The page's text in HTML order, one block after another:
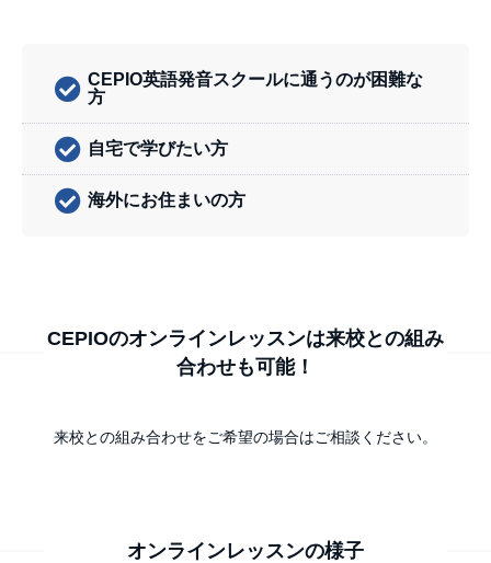
CEPIO英語発音スクールに通うのが困難な
方
自宅で学びたい方
海外にお住まいの方
CEPIOのオンラインレッスンは来校との組み
合わせも可能！
来校との組み合わせをご希望の場合はご相談ください。
オンラインレッスンの様子